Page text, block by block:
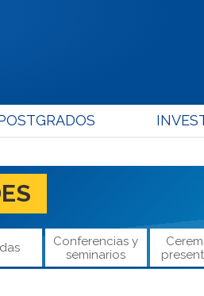
Conferencias y
seminarios